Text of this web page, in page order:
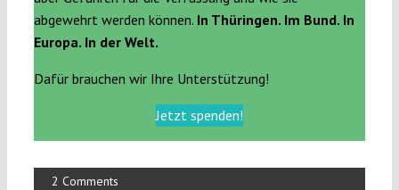
abgewehrt werden können. In Thüringen. Im Bund. In
Europa. In der Welt.
Dafür brauchen wir Ihre Unterstützung!
Jetzt spenden!
2 Comments